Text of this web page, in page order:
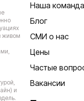
живом
и
Наша команда
Блог
СМИ о нас
Цены
Частые
Вакансии